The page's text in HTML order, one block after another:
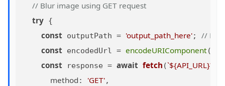
// Blur image using GET request
try {
const outputPath = 'output_path_here'; //
const encodedUrl = encodeURIComponent(
const response = await fetch (`${API_URL}
method : 'GET',